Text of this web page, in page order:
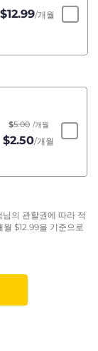
$12.99/개월
$5.00 /개월
$2.50/개월
의 관할권에 따라 적
월 $12.99을 기준으로